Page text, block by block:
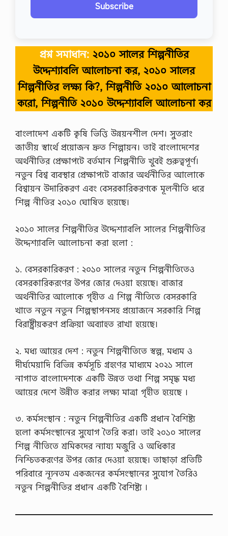
Subscribe
প্রশ্ন সমাধান: ২০১০ সালের শিল্পনীতির
উদ্দেশ্যাবলি আলোচনা কর, ২০১০ সালের
শিল্পনীতির লক্ষ্য কি?, শিল্পনীতি ২০১০ আলোচনা
করো, শিল্পনীতি ২০১০ উদ্দেশ্যাবলি আলোচনা কর
বাংলাদেশ একটি কৃষি ভিত্তি উন্নয়নশীল দেশ। সুতরাং
জাতীয় স্বার্থে প্রয়োজন দ্রুত শিল্পায়ন। তাই বাংলাদেশের
অর্থনীতির প্রেক্ষাপটে বর্তমান শিল্পনীতি খুবই গুরুত্বপূর্ণ।
নতুন বিশ্ব ব্যবস্থার প্রেক্ষাপটে বাজার অর্থনীতির আলোকে
বিশ্বায়ন উদারিকরণ এবং বেসরকারিকরণকে মূলনীতি ধরে
শিল্প নীতির ২০১০ ঘোষিত হয়েছে।
২০১০ সালের শিল্পনীতির উদ্দেশ্যাবলি সালের শিল্পনীতির
উদ্দেশ্যাবলি আলোচনা করা হলো :
১. বেসরকারিকরণ : ২০১০ সালের নতুন শিল্পনীতিতেও
বেসরকারিকরণের উপর জোর দেওয়া হয়েছে। বাজার
অর্থনীতির আলোকে গৃহীত এ শিল্প নীতিতে বেসরকারি
খাতে নতুন নতুন শিল্পস্থাপনসহ প্রয়োজনে সরকারি শিল্প
বিরাষ্ট্রীয়করণ প্রক্রিয়া অব্যাহত রাখা হয়েছে।
২. মধ্য আয়ের দেশ : নতুন শিল্পনীতিতে স্বল্প, মধ্যম ও
দীর্ঘমেয়াদি বিভিন্ন কর্মসূচি গ্রহণের মাধ্যমে ২০২১ সালে
নাগাত বাংলাদেশকে একটি উন্নত তথা শিল্প সমৃদ্ধ মধ্য
আয়ের দেশে উন্নীত করার লক্ষ্য মাত্রা গৃহীত হয়েছে ।
৩. কর্মসংস্থান : নতুন শিল্পনীতির একটি প্রধান বৈশিষ্ট্য
হলো কর্মসংস্থানের সুযোগ তৈরি করা। তাই ২০১০ সালের
শিল্প নীতিতে শ্রমিকদের ন্যায্য মজুরি ও অধিকার
নিশ্চিতকরণের উপর জোর দেওয়া হয়েছে। তাছাড়া প্রতিটি
পরিবারে ন্যূনতম একজনের কর্মসংস্থানের সুযোগ তৈরিও
নতুন শিল্পনীতির প্রধান একটি বৈশিষ্ট্য ।